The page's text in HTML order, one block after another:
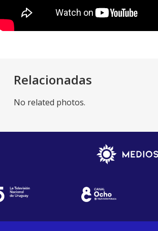
Relacionadas
No related photos.